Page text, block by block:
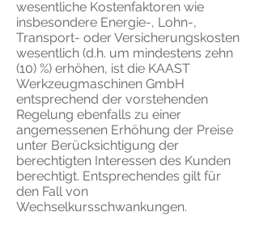
wesentliche Kostenfaktoren wie
insbesondere Energie-, Lohn-,
Transport- oder Versicherungskosten
wesentlich (d.h. um mindestens zehn
(10) %) erhöhen, ist die KAAST
Werkzeugmaschinen GmbH
entsprechend der vorstehenden
Regelung ebenfalls zu einer
angemessenen Erhöhung der Preise
unter Berücksichtigung der
berechtigten Interessen des Kunden
berechtigt. Entsprechendes gilt für
den Fall von
Wechselkursschwankungen.